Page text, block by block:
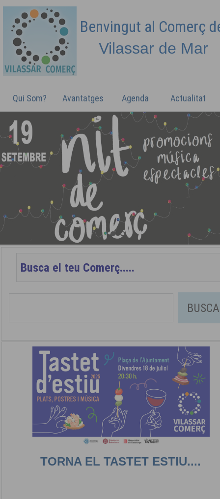
Benvingut al Comerç
Vilassar de Mar
Qui Som? Avantatges Agenda Actualitat
TORNA EL TASTET ESTIU....